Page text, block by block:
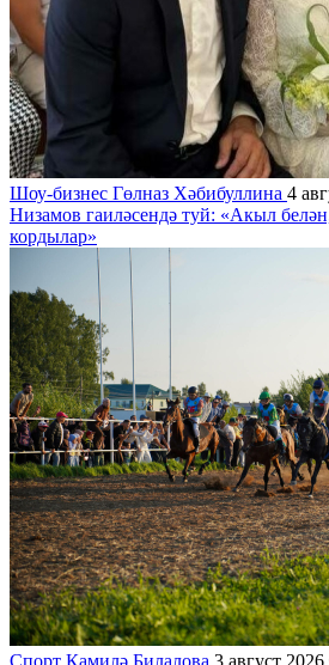
Шоу-бизнес Гөлназ Хәбибуллина 4
Низамов гаиләсендә туй: «Акыл
кордылар»
Спорт Камилә Билалова 3 август 2026